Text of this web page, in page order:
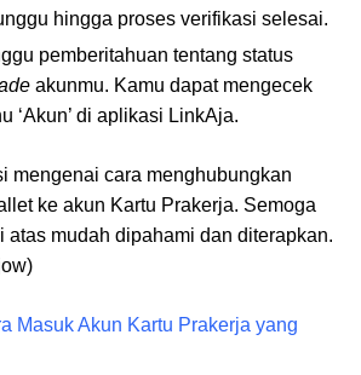
hingga proses verifikasi selesai.
pemberitahuan tentang status
akunmu. Kamu dapat mengecek
‘Akun’ di aplikasi LinkAja.
mengenai cara menghubungkan
ke akun Kartu Prakerja. Semoga
atas mudah dipahami dan diterapkan.
Masuk Akun Kartu Prakerja yang